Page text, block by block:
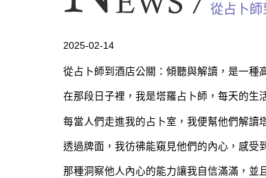
從占卜
2025-02-14
從占卜師到酒店公關：傾聽與解讀，是一種
在那段日子裡，我是塔羅占卜師，每天的生
每當人們走進我的占卜室，我便幫他們解讀
透過牌面，我彷彿能窺見他們的內心，感受
那種洞察他人內心的能力讓我自信滿滿，並